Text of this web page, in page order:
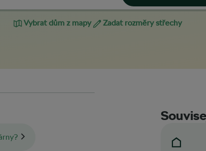
Vybrat dům z mapy Zadat rozměry střechy